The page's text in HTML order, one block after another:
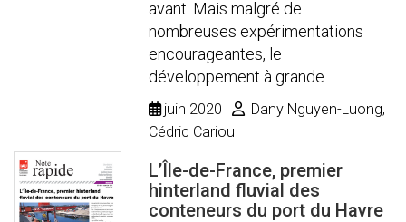
avant. Mais malgré de
nombreuses expérimentations
encourageantes, le
développement à grande ...
juin 2020
Dany Nguyen-Luong,
Cédric Cariou
L’Île-de-France, premier
hinterland fluvial des
conteneurs du port du Havre